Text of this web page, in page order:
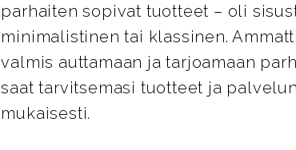
parhaiten sopivat tuotteet – oli
minimalistinen tai klassinen.
valmis auttamaan ja tarjoamaan
saat tarvitsemasi tuotteet ja
mukaisesti.